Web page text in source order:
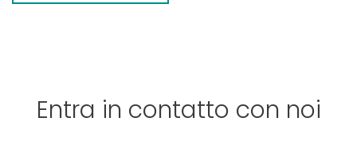
Entra in contatto con noi